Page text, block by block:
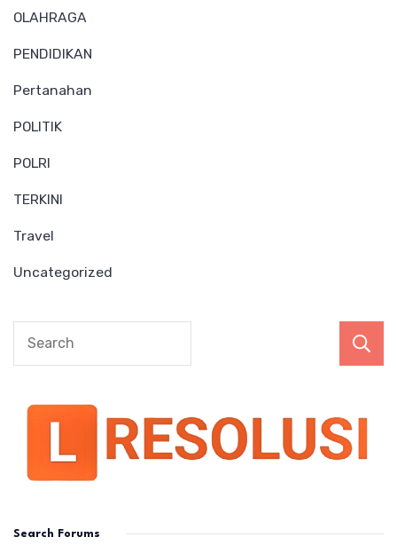
OLAHRAGA
PENDIDIKAN
Pertanahan
POLITIK
POLRI
TERKINI
Travel
Uncategorized
Search Forums